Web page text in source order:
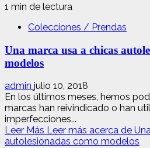
1 min de lectura
Colecciones / Prendas
Una marca usa a chicas
modelos
admin julio 10, 2018
En los últimos meses, hemos
marcas han reivindicado o han
imperfecciones...
Leer Más Leer más acerca de
autolesionadas como modelos